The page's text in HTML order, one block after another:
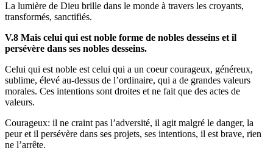
La lumière de Dieu brille dans le monde à travers les croyants,
transformés, sanctifiés.
V.8 Mais celui qui est noble forme de nobles desseins et il
persévère dans ses nobles desseins.
Celui qui est noble est celui qui a un coeur courageux, généreux,
sublime, élevé au-dessus de l’ordinaire, qui a de grandes valeurs
morales. Ces intentions sont droites et ne fait que des actes de
valeurs.
Courageux: il ne craint pas l’adversité, il agit malgré le danger, la
peur et il persévère dans ses projets, ses intentions, il est brave, rien
ne l’arrête.